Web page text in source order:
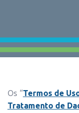
Os “Termos de
Tratamento de